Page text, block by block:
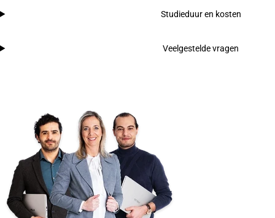
Studieduur en kosten
Veelgestelde vragen